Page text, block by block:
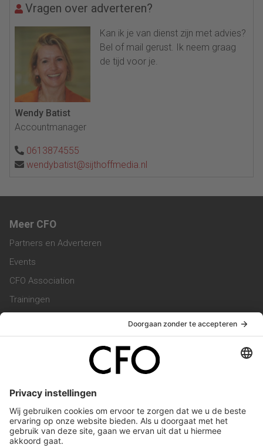
Vragen over adverteren?
Kan ik je van dienst zijn met advies?
Bel of mail gerust. Ik neem graag
de tijd voor je.
Wendy Batist
Accountmanager
0613874555
wendybatist@sijthoffmedia.nl
Meer CFO
Partners en Adverteren
Events
CFO Association
Trainingen
Vacatures
Service & Contact
Werken bij ons
Privacy Statement
Algemene Voorwaarden